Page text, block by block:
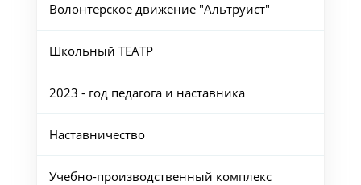
Волонтерское движение "Альтруист"
Школьный ТЕАТР
2023 - год педагога и наставника
Наставничество
Учебно-производственный комплекс